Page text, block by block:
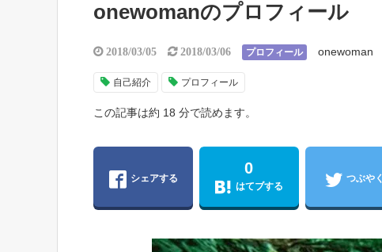
onewomanのプロフィール
2018/03/05 2018/03/06 プロフィール onewoman
自己紹介 プロフィール
この記事は約 18 分で読めます。
シェアする
0
はてブする
つぶやく